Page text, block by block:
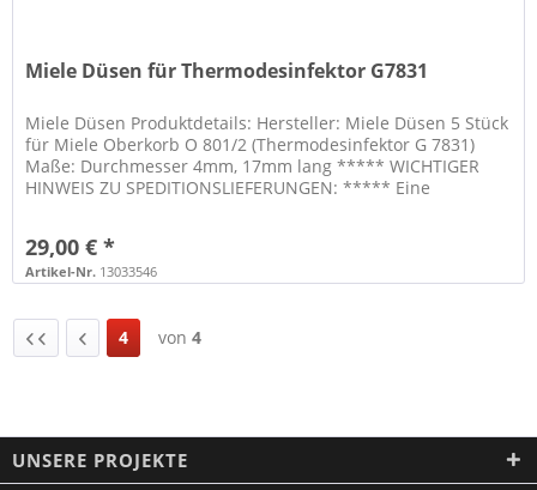
Miele Düsen für Thermodesinfektor G7831
Miele Düsen Produktdetails: Hersteller: Miele Düsen 5 Stück
für Miele Oberkorb O 801/2 (Thermodesinfektor G 7831)
Maße: Durchmesser 4mm, 17mm lang ***** WICHTIGER
HINWEIS ZU SPEDITIONSLIEFERUNGEN: ***** Eine
29,00 € *
Artikel-Nr. 13033546
4 von 4
UNSERE PROJEKTE